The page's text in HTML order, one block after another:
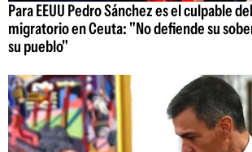
Para EEUU Pedro Sánchez es el culpable
migratorio en Ceuta: "No defiende su
su pueblo"